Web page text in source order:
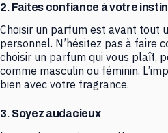
2. Faites confiance à votre
Choisir un parfum est avant tout
personnel. N’hésitez pas à faire
choisir un parfum qui vous plaît,
comme masculin ou féminin.
bien avec votre fragrance.
3. Soyez audacieux